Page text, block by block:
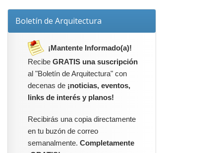
Boletín de Arquitectura
¡Mantente Informado(a)!
Recibe GRATIS una suscripción
al "Boletín de Arquitectura" con
decenas de ¡noticias, eventos,
links de interés y planos!
Recibirás una copia directamente
en tu buzón de correo
semanalmente. Completamente